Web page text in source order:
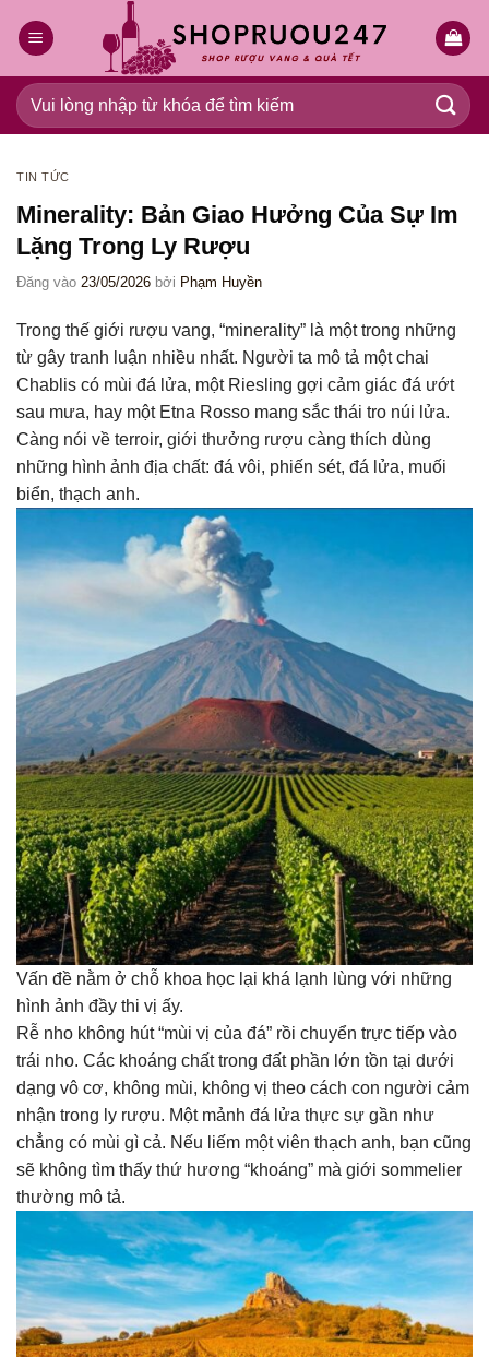
qua
dung
Tìm
kiếm:
TIN TỨC
Minerality: Bản Giao Hưởng Của Sự Im
Lặng Trong Ly Rượu
Đăng vào 23/05/2026 bởi Phạm Huyền
Trong thế giới rượu vang, “minerality” là một trong những
từ gây tranh luận nhiều nhất. Người ta mô tả một chai
Chablis có mùi đá lửa, một Riesling gợi cảm giác đá ướt
sau mưa, hay một Etna Rosso mang sắc thái tro núi lửa.
Càng nói về terroir, giới thưởng rượu càng thích dùng
những hình ảnh địa chất: đá vôi, phiến sét, đá lửa, muối
biển, thạch anh.
Vấn đề nằm ở chỗ khoa học lại khá lạnh lùng với những
hình ảnh đầy thi vị ấy.
Rễ nho không hút “mùi vị của đá” rồi chuyển trực tiếp vào
trái nho. Các khoáng chất trong đất phần lớn tồn tại dưới
dạng vô cơ, không mùi, không vị theo cách con người cảm
nhận trong ly rượu. Một mảnh đá lửa thực sự gần như
chẳng có mùi gì cả. Nếu liếm một viên thạch anh, bạn cũng
sẽ không tìm thấy thứ hương “khoáng” mà giới sommelier
thường mô tả.